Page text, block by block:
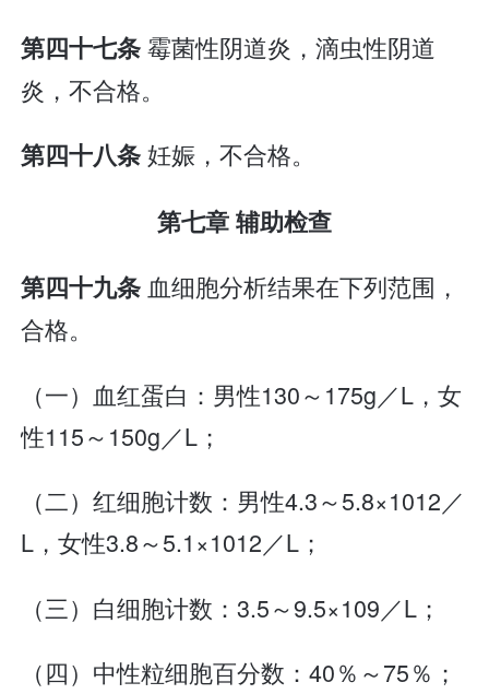
第四十七条霉菌性阴道炎，滴虫性阴道
炎，不合格。
第四十八条妊娠，不合格。
第七章 辅助检查
第四十九条血细胞分析结果在下列范围，
合格。
（一）血红蛋白：男性130～175g／L，女
性115～150g／L；
（二）红细胞计数：男性4.3～5.8×1012／
L，女性3.8～5.1×1012／L；
（三）白细胞计数：3.5～9.5×109／L；
（四）中性粒细胞百分数：40％～75％；